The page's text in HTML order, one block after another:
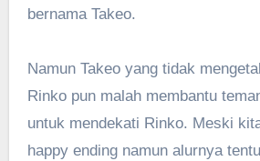
bernama Takeo.
Namun Takeo yang tidak
Rinko pun malah membantu
untuk mendekati Rinko. Meski
happy ending namun alurnya